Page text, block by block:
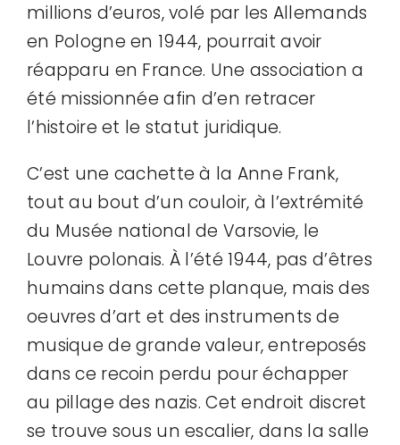
millions d’euros, volé par les Allemands
en Pologne en 1944, pourrait avoir
réapparu en France. Une association a
été missionnée afin d’en retracer
l’histoire et le statut juridique.
C’est une cachette à la Anne Frank,
tout au bout d’un couloir, à l’extrémité
du Musée national de Varsovie, le
Louvre polonais. À l’été 1944, pas d’êtres
humains dans cette planque, mais des
oeuvres d’art et des instruments de
musique de grande valeur, entreposés
dans ce recoin perdu pour échapper
au pillage des nazis. Cet endroit discret
se trouve sous un escalier, dans la salle